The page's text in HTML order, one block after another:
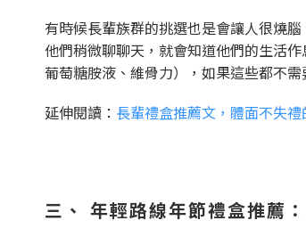
有時候長輩族群的挑選也是會讓人很燒
他們稍微聊聊天，就會知道他們的生活
葡萄糖胺液、維骨力），如果這些都不
延伸閱讀： 長輩禮盒推薦文，體面不失
三、 年輕路線年節禮盒推薦：